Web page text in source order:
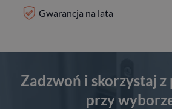
Gwarancja na lata
Zadzwoń i skorzystaj
przy